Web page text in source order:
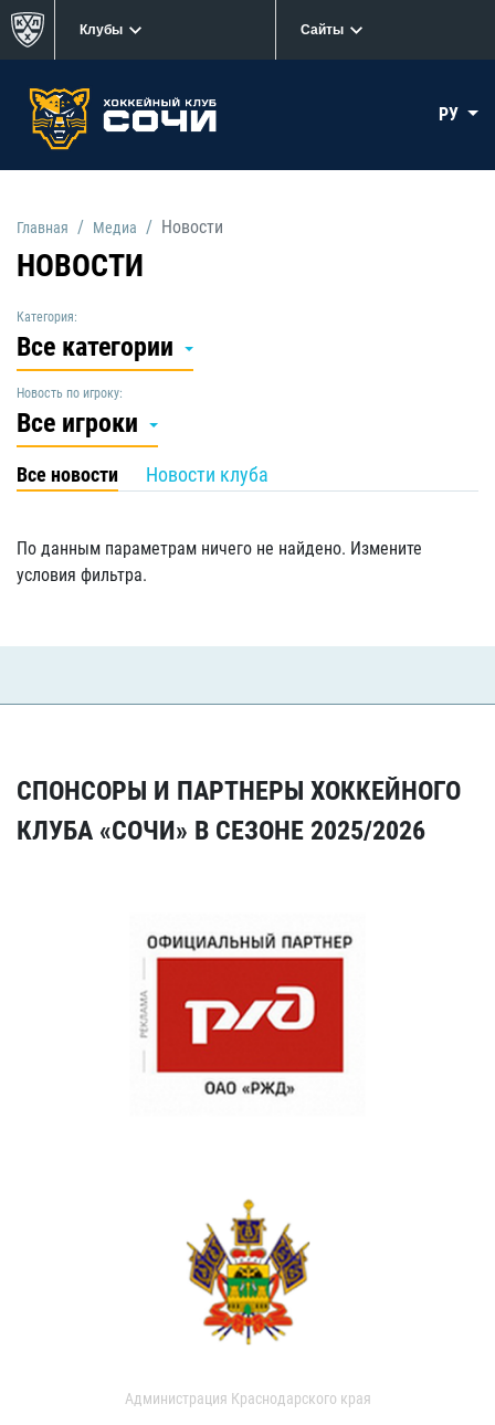
Клубы Сайты
РУ
Главная Медиа Новости
НОВОСТИ
Категория:
Все категории
Новость по игроку:
Все игроки
Все новости Новости клуба
По данным параметрам ничего не найдено. Измените
условия фильтра.
СПОНСОРЫ И ПАРТНЕРЫ ХОККЕЙНОГО
КЛУБА «СОЧИ» В СЕЗОНЕ 2025/2026
Администрация Краснодарского края